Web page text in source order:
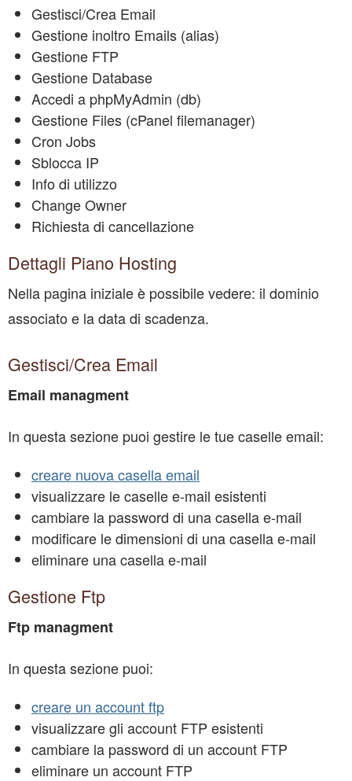
Gestisci/Crea Email
Gestione inoltro Emails (alias)
Gestione FTP
Gestione Database
Accedi a phpMyAdmin (db)
Gestione Files (cPanel filemanager)
Cron Jobs
Sblocca IP
Info di utilizzo
Change Owner
Richiesta di cancellazione
Dettagli Piano Hosting
Nella pagina iniziale è possibile vedere: il dominio
associato e la data di scadenza.
Gestisci/Crea Email
Email managment
In questa sezione puoi gestire le tue caselle email:
creare nuova casella email
visualizzare le caselle e-mail esistenti
cambiare la password di una casella e-mail
modificare le dimensioni di una casella e-mail
eliminare una casella e-mail
Gestione Ftp
Ftp managment
In questa sezione puoi:
creare un account ftp
visualizzare gli account FTP esistenti
cambiare la password di un account FTP
eliminare un account FTP